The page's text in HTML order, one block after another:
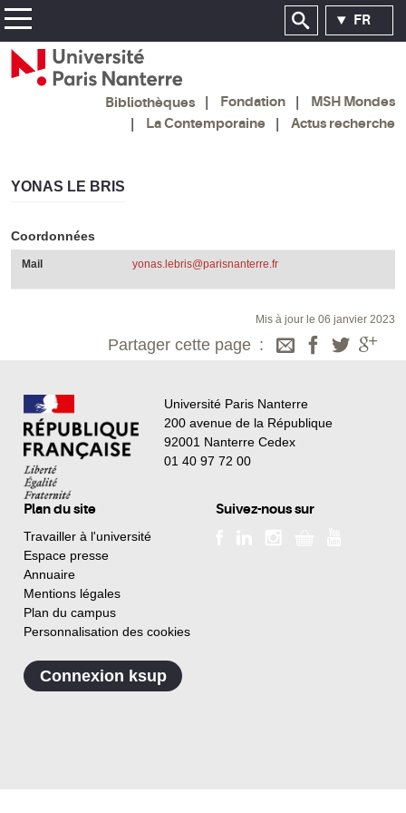
FR
Bibliothèques Fondation
MSH Mondes
La Contemporaine
Actus recherche
YONAS LE BRIS
Coordonnées
Mail yonas.lebris@parisnanterre.fr
Mis à jour le 06 janvier 2023
Partager cette page
Université Paris Nanterre
200 avenue de la République
92001 Nanterre Cedex
01 40 97 72 00
Plan du site
Travailler à l'université
Espace presse
Annuaire
Mentions légales
Plan du campus
Personnalisation des cookies
Suivez-nous sur
Connexion ksup